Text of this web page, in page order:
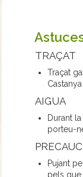
TRAÇAT
Traçat
AIGUA
Durant
porteu-
Pujant
pels que